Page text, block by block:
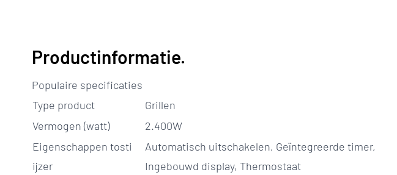
Productinformatie.
Populaire specificaties
Type product
Grillen
Vermogen (watt)
2.400W
Eigenschappen tosti
ijzer
Automatisch uitschakelen, Geïntegreerde timer,
Ingebouwd display, Thermostaat